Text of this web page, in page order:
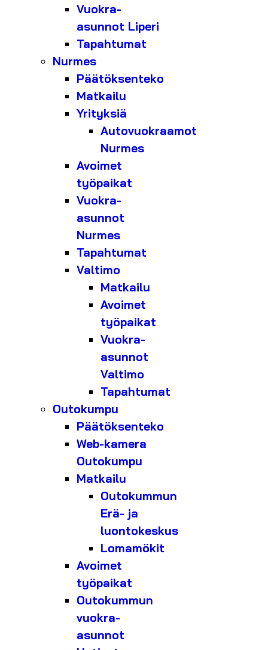
Vuokra-
asunnot Liperi
Tapahtumat
Nurmes
Päätöksenteko
Matkailu
Yrityksiä
Autovuokraamot
Nurmes
Avoimet
työpaikat
Vuokra-
asunnot
Nurmes
Tapahtumat
Valtimo
Matkailu
Avoimet
työpaikat
Vuokra-
asunnot
Valtimo
Tapahtumat
Outokumpu
Päätöksenteko
Web-kamera
Outokumpu
Matkailu
Outokummun
Erä- ja
luontokeskus
Lomamökit
Avoimet
työpaikat
Outokummun
vuokra-
asunnot